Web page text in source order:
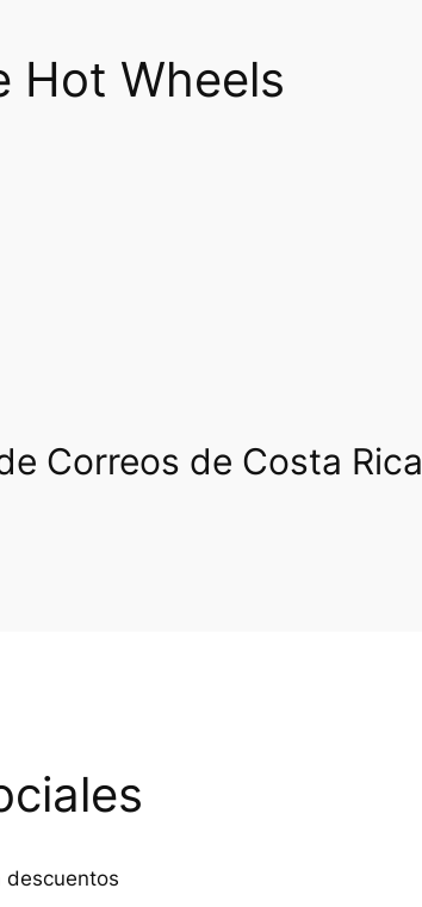
Hot Wheels
Correos de Costa Rica
descuentos